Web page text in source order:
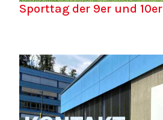
Sporttag der 9er und 10er